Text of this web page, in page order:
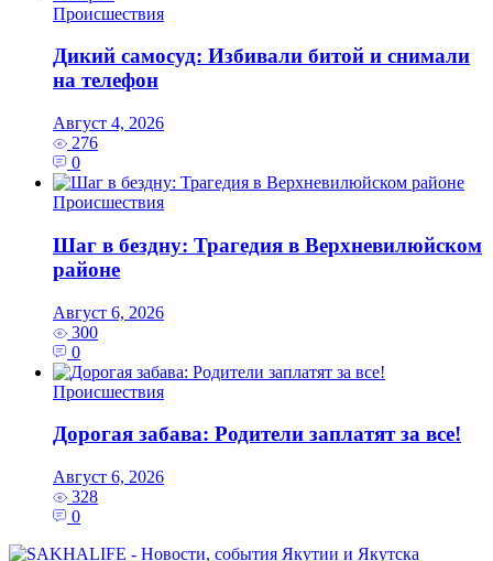
Происшествия
Дикий самосуд: Избивали битой и снимали
на телефон
Август 4, 2026
276
0
Происшествия
Шаг в бездну: Трагедия в Верхневилюйском
районе
Август 6, 2026
300
0
Происшествия
Дорогая забава: Родители заплатят за все!
Август 6, 2026
328
0